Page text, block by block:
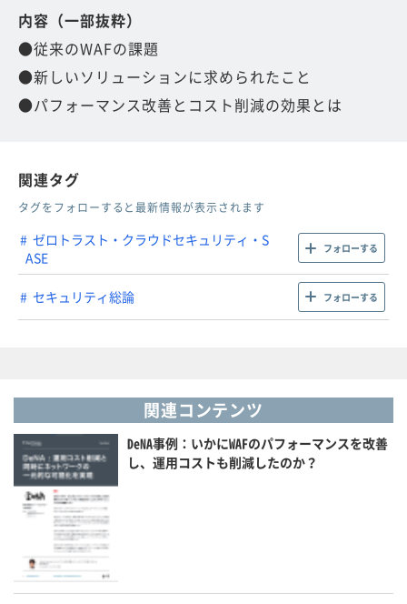
内容（一部抜粋）
●従来のWAFの課題
●新しいソリューションに求められたこと
●パフォーマンス改善とコスト削減の効果とは
関連タグ
タグをフォローすると最新情報が表示されます
ゼロトラスト・クラウドセキュリティ・S
ASE
フォローする
セキュリティ総論 フォローする
関連コンテンツ
DeNA事例：いかにWAFのパフォーマンスを改善
し、運用コストも削減したのか？